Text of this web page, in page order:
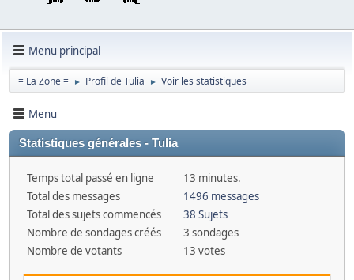
Menu principal
= La Zone = ► Profil de Tulia ► Voir les statistiques
Menu
Statistiques générales - Tulia
Temps total passé en ligne
13 minutes.
Total des messages
1496 messages
Total des sujets commencés
38 Sujets
Nombre de sondages créés
3 sondages
Nombre de votants
13 votes